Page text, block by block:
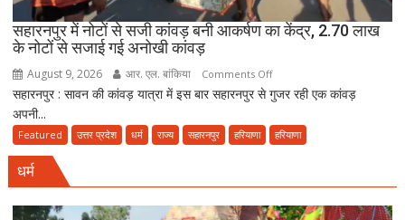
करें’
सहारनपुर में नोटों से सजी कांवड़ बनी आकर्षण का केंद्र, 2.70 लाख
के नोटों से सजाई गई अनोखी कांवड़
August 9, 2026 आर. एल. बांकिया Comments Offon
सहारनपुर
नोटों
कांवड़
बनी
सहारनपुर : सावन की कांवड़ यात्रा में इस बार सहारनपुर से गुजर रही एक कांवड़
अपनी...
Featured उत्तर प्रदेश धर्म राज्य सहारनपुर हरियाणा हरियाणा
धर्म